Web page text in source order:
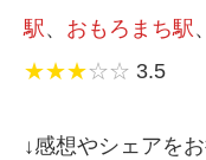
駅、 おもろまち駅、
★★★☆☆ 3.5
↓感想やシェアを